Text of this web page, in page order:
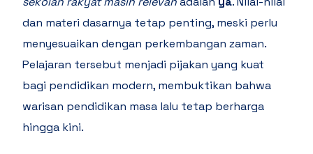
dan materi dasarnya tetap penting, meski perlu
menyesuaikan dengan perkembangan zaman.
Pelajaran tersebut menjadi pijakan yang kuat
bagi pendidikan modern, membuktikan bahwa
warisan pendidikan masa lalu tetap berharga
hingga kini.